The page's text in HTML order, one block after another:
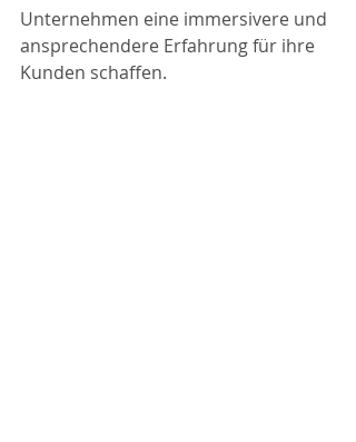
Unternehmen eine immersivere und
ansprechendere Erfahrung für ihre
Kunden schaffen.